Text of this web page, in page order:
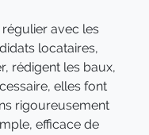
avec les
locataires,
rédigent les baux,
elles font
rigoureusement
efficace de